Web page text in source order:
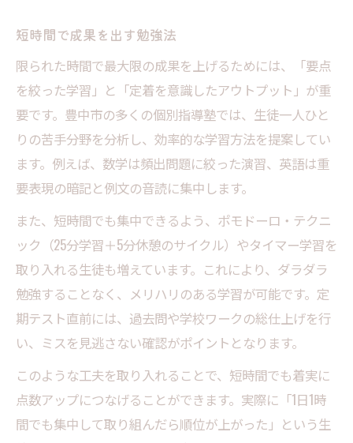
短時間で成果を出す勉強法
限られた時間で最大限の成果を上げるためには、「要点
を絞った学習」と「定着を意識したアウトプット」が重
要です。豊中市の多くの個別指導塾では、生徒一人ひと
りの苦手分野を分析し、効率的な学習方法を提案してい
ます。例えば、数学は頻出問題に絞った演習、英語は重
要表現の暗記と例文の音読に集中します。
また、短時間でも集中できるよう、ポモドーロ・テクニ
ック（25分学習＋5分休憩のサイクル）やタイマー学習を
取り入れる生徒も増えています。これにより、ダラダラ
勉強することなく、メリハリのある学習が可能です。定
期テスト直前には、過去問や学校ワークの総仕上げを行
い、ミスを見逃さない確認がポイントとなります。
このような工夫を取り入れることで、短時間でも着実に
点数アップにつなげることができます。実際に「1日1時
間でも集中して取り組んだら順位が上がった」という生